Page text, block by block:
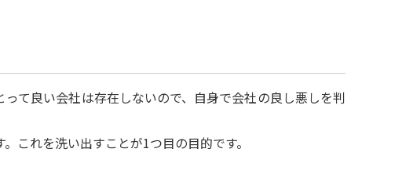
て良い会社は存在しないので、自身で会社の良し悪しを判
これを洗い出すことが1つ目の目的です。